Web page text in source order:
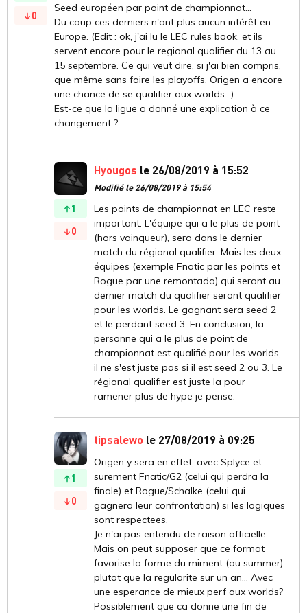
0
Seed européen par point de championnat...
Du coup ces derniers n'ont plus aucun intérêt en
Europe. (Edit : ok, j'ai lu le LEC rules book, et ils
servent encore pour le regional qualifier du 13 au
15 septembre. Ce qui veut dire, si j'ai bien compris,
que même sans faire les playoffs, Origen a encore
une chance de se qualifier aux worlds...)
Est-ce que la ligue a donné une explication à ce
changement ?
1
0
Hyougos le 26/08/2019 à 15:52
Modifié le 26/08/2019 à 15:54
Les points de championnat en LEC reste
important. L'équipe qui a le plus de point
(hors vainqueur), sera dans le dernier
match du régional qualifier. Mais les deux
équipes (exemple Fnatic par les points et
Rogue par une remontada) qui seront au
dernier match du qualifier seront qualifier
pour les worlds. Le gagnant sera seed 2
et le perdant seed 3. En conclusion, la
personne qui a le plus de point de
championnat est qualifié pour les worlds,
il ne s'est juste pas si il est seed 2 ou 3. Le
régional qualifier est juste la pour
ramener plus de hype je pense.
1
0
tipsalewo le 27/08/2019 à 09:25
Origen y sera en effet, avec Splyce et
surement Fnatic/G2 (celui qui perdra la
finale) et Rogue/Schalke (celui qui
gagnera leur confrontation) si les logiques
sont respectees.
Je n'ai pas entendu de raison officielle.
Mais on peut supposer que ce format
favorise la forme du miment (au summer)
plutot que la regularite sur un an... Avec
une esperance de mieux perf aux worlds?
Possiblement que ca donne une fin de